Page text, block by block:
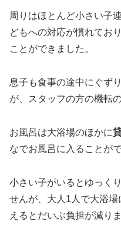
周りはほとんど小さい子
どもへの対応が慣れてお
ことができました。
息子も食事の途中にぐず
が、スタッフの方の機転
お風呂は大浴場のほかに
なでお風呂に入ることが
小さい子がいるとゆっく
せんが、大人1人で大浴
えるとだいぶ負担が減りま